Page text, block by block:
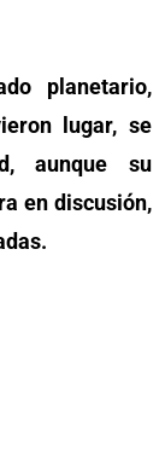
planetario,
lugar, se
aunque su
en discusión,